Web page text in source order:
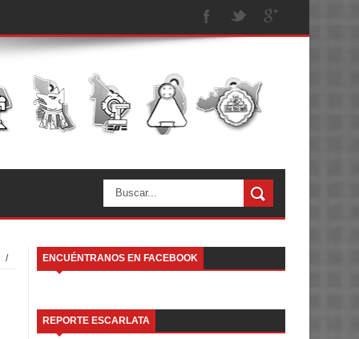
/
ENCUÉNTRANOS EN FACEBOOK
REPORTE ESCARLATA